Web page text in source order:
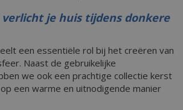
je huis tijdens donkere
een essentiële rol bij het creëren van
Naast de gebruikelijke
we ook een prachtige collectie kerst
een warme en uitnodigende manier